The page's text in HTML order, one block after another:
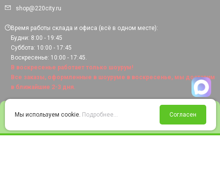
Войти Избранное Корзина
shop@220city.ru
Время работы склада и офиса (всё в одном месте):
Будни: 8:00 - 19:45
Суббота: 10:00 - 17:45
Воскресенье: 10:00 - 17:45.
В воскресенье работает только шоурум!
Все заказы, оформленные в шоуруме в воскресенье, мы доставим
в ближайшие 2-3 дня.
Мы используем cookie. Подробнее... Согласен